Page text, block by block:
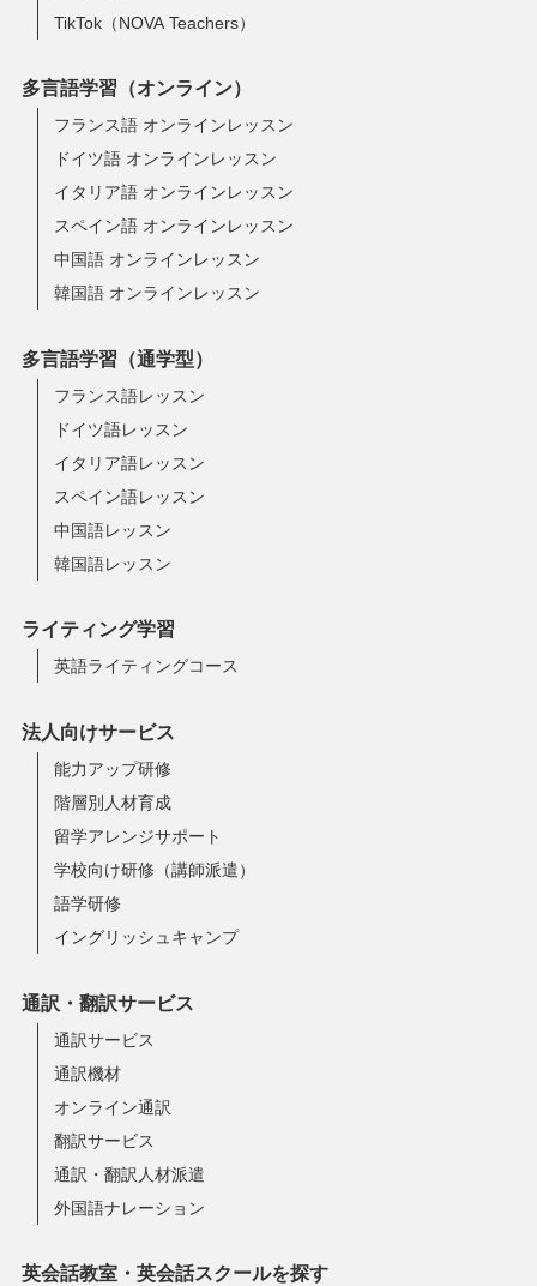
TikTok（NOVA Teachers）
多言語学習（オンライン）
フランス語 オンラインレッスン
ドイツ語 オンラインレッスン
イタリア語 オンラインレッスン
スペイン語 オンラインレッスン
中国語 オンラインレッスン
韓国語 オンラインレッスン
多言語学習（通学型）
フランス語レッスン
ドイツ語レッスン
イタリア語レッスン
スペイン語レッスン
中国語レッスン
韓国語レッスン
ライティング学習
英語ライティングコース
法人向けサービス
能力アップ研修
階層別人材育成
留学アレンジサポート
学校向け研修（講師派遣）
語学研修
イングリッシュキャンプ
通訳・翻訳サービス
通訳サービス
通訳機材
オンライン通訳
翻訳サービス
通訳・翻訳人材派遣
外国語ナレーション
英会話教室・英会話スクールを探す